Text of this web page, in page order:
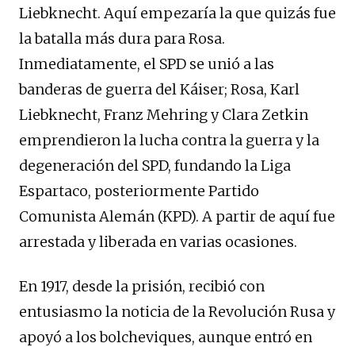
Liebknecht. Aquí empezaría la que quizás fue
la batalla más dura para Rosa.
Inmediatamente, el SPD se unió a las
banderas de guerra del Káiser; Rosa, Karl
Liebknecht, Franz Mehring y Clara Zetkin
emprendieron la lucha contra la guerra y la
degeneración del SPD, fundando la Liga
Espartaco, posteriormente Partido
Comunista Alemán (KPD). A partir de aquí fue
arrestada y liberada en varias ocasiones.
En 1917, desde la prisión, recibió con
entusiasmo la noticia de la Revolución Rusa y
apoyó a los bolcheviques, aunque entró en